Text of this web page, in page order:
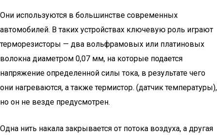
Они используются в большинстве современных
автомобилей. В таких устройствах ключевую роль играют
терморезисторы — два вольфрамовых или платиновых
волокна диаметром 0,07 мм, на которые подается
напряжение определенной силы тока, в результате чего
они нагреваются, а также термистор. (датчик температуры),
но он не везде предусмотрен.
Одна нить накала закрывается от потока воздуха, а другая